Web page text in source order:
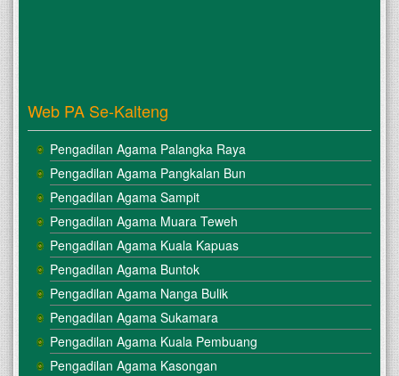
Web PA Se-Kalteng
Pengadilan Agama Palangka Raya
Pengadilan Agama Pangkalan Bun
Pengadilan Agama Sampit
Pengadilan Agama Muara Teweh
Pengadilan Agama Kuala Kapuas
Pengadilan Agama Buntok
Pengadilan Agama Nanga Bulik
Pengadilan Agama Sukamara
Pengadilan Agama Kuala Pembuang
Pengadilan Agama Kasongan